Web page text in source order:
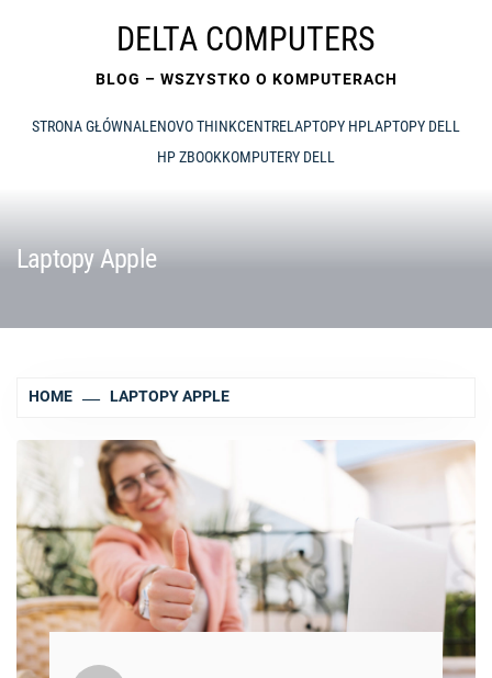
DELTA COMPUTERS
BLOG – WSZYSTKO O KOMPUTERACH
STRONA GŁÓWNALENOVO THINKCENTRELAPTOPY HPLAPTOPY DELL
HP ZBOOKKOMPUTERY DELL
Laptopy Apple
HOME LAPTOPY APPLE